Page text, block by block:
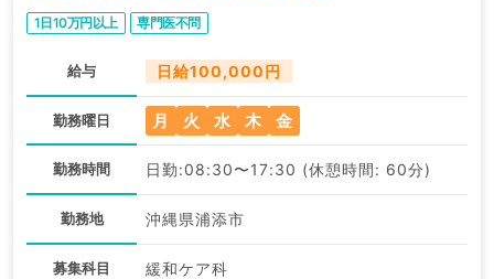
1日10万円以上 専門医不問
給与 日給100,000円
勤務曜日 月 火 水 木 金
勤務時間 日勤:08:30〜17:30 (休憩時間: 60分)
勤務地 沖縄県浦添市
募集科目 緩和ケア科